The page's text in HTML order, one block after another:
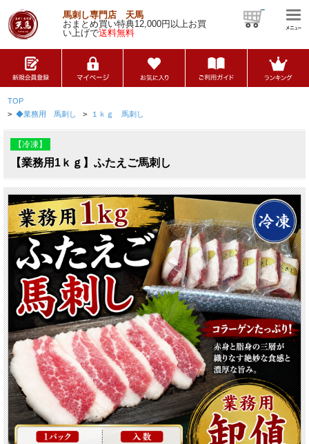
馬刺し専門店 天馬
おまとめ買い特典12,000円以上お買
い上げで送料無料
TOP
> ◆業務用 馬刺し > １ｋｇ 馬刺し
【冷凍】
【業務用1ｋｇ】ふたえご馬刺し